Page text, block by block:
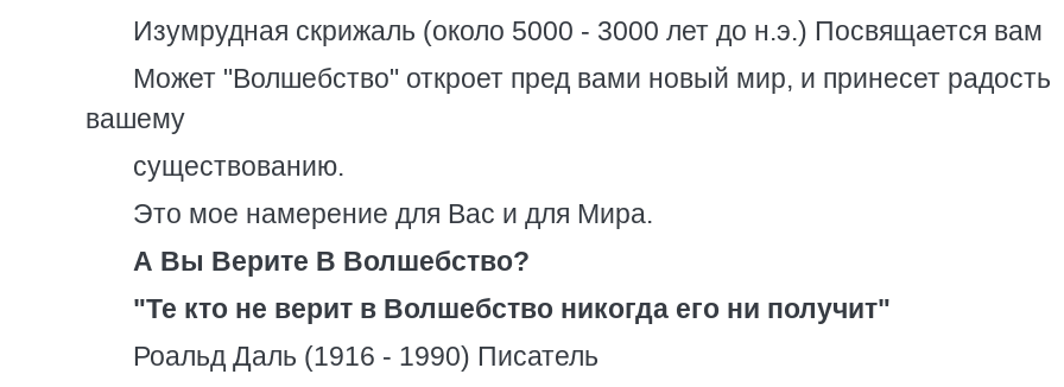
Изумрудная скрижаль (около 5000 - 3000 лет до н.э.) Посвящается вам
Может "Волшебство" откроет пред вами новый мир, и принесет радость
вашему
существованию.
Это мое намерение для Вас и для Мира.
А Вы Верите В Волшебство?
"Те кто не верит в Волшебство никогда его ни получит"
Роальд Даль (1916 - 1990) Писатель